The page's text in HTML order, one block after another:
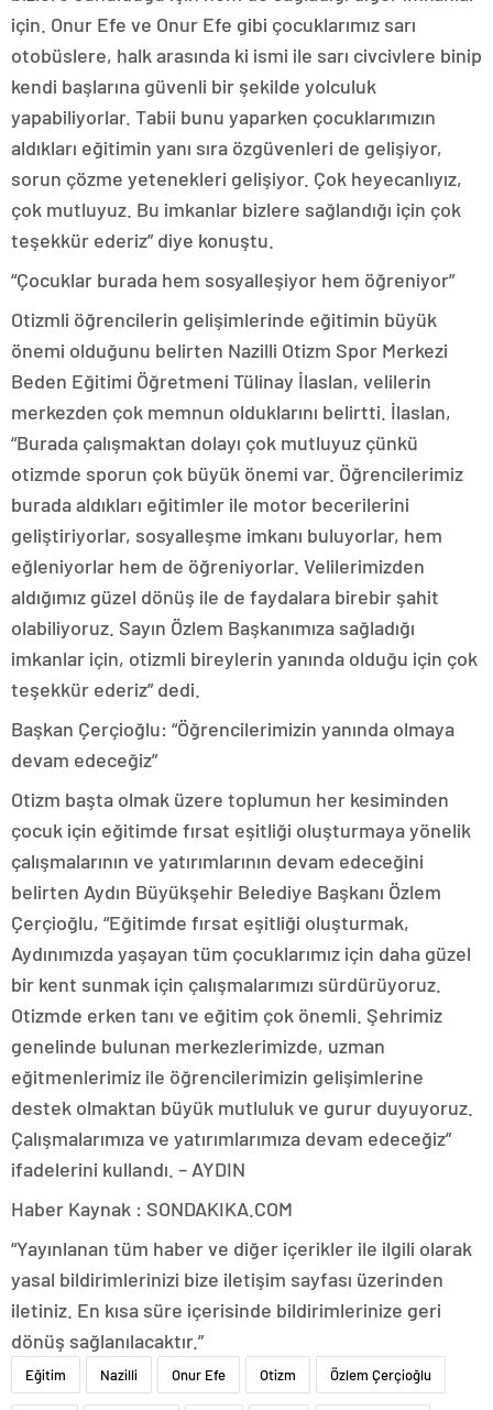
için. Onur Efe ve Onur Efe gibi çocuklarımız sarı
otobüslere, halk arasında ki ismi ile sarı civcivlere binip
kendi başlarına güvenli bir şekilde yolculuk
yapabiliyorlar. Tabii bunu yaparken çocuklarımızın
aldıkları eğitimin yanı sıra özgüvenleri de gelişiyor,
sorun çözme yetenekleri gelişiyor. Çok heyecanlıyız,
çok mutluyuz. Bu imkanlar bizlere sağlandığı için çok
teşekkür ederiz” diye konuştu.
“Çocuklar burada hem sosyalleşiyor hem öğreniyor”
Otizmli öğrencilerin gelişimlerinde eğitimin büyük
önemi olduğunu belirten Nazilli Otizm Spor Merkezi
Beden Eğitimi Öğretmeni Tülinay İlaslan, velilerin
merkezden çok memnun olduklarını belirtti. İlaslan,
“Burada çalışmaktan dolayı çok mutluyuz çünkü
otizmde sporun çok büyük önemi var. Öğrencilerimiz
burada aldıkları eğitimler ile motor becerilerini
geliştiriyorlar, sosyalleşme imkanı buluyorlar, hem
eğleniyorlar hem de öğreniyorlar. Velilerimizden
aldığımız güzel dönüş ile de faydalara birebir şahit
olabiliyoruz. Sayın Özlem Başkanımıza sağladığı
imkanlar için, otizmli bireylerin yanında olduğu için çok
teşekkür ederiz” dedi.
Başkan Çerçioğlu: “Öğrencilerimizin yanında olmaya
devam edeceğiz”
Otizm başta olmak üzere toplumun her kesiminden
çocuk için eğitimde fırsat eşitliği oluşturmaya yönelik
çalışmalarının ve yatırımlarının devam edeceğini
belirten Aydın Büyükşehir Belediye Başkanı Özlem
Çerçioğlu, “Eğitimde fırsat eşitliği oluşturmak,
Aydınımızda yaşayan tüm çocuklarımız için daha güzel
bir kent sunmak için çalışmalarımızı sürdürüyoruz.
Otizmde erken tanı ve eğitim çok önemli. Şehrimiz
genelinde bulunan merkezlerimizde, uzman
eğitmenlerimiz ile öğrencilerimizin gelişimlerine
destek olmaktan büyük mutluluk ve gurur duyuyoruz.
Çalışmalarımıza ve yatırımlarımıza devam edeceğiz”
ifadelerini kullandı. – AYDIN
Haber Kaynak : SONDAKIKA.COM
“Yayınlanan tüm haber ve diğer içerikler ile ilgili olarak
yasal bildirimlerinizi bize iletişim sayfası üzerinden
iletiniz. En kısa süre içerisinde bildirimlerinize geri
dönüş sağlanılacaktır.”
Eğitim Nazilli Onur Efe Otizm Özlem Çerçioğlu